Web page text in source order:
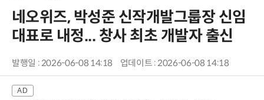
네오위즈, 박성준 신작개발그룹장 신임
대표로 내정... 창사 최초 개발자 출신
발행일 : 2026-06-08 14:18 업데이트 : 2026-06-08 14:18